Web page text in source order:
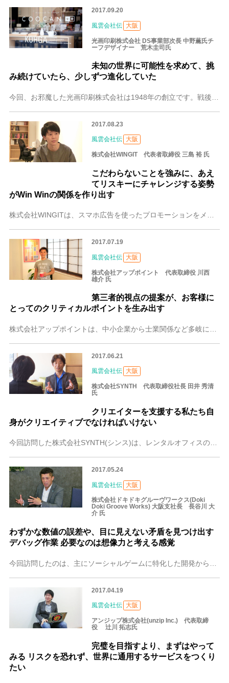
2017.09.20
風雲会社伝 大阪
光画印刷株式会社 DS事業部次長 中野薫氏チ
ーフデザイナー 荒木圭司氏
未知の世界に可能性を求めて、挑
み続けていたら、少しずつ進化していた
2017.08.23
風雲会社伝 大阪
株式会社WINGIT 代表者取締役 三島 裕 氏
こだわらないことを強みに、あえ
てリスキーにチャレンジする姿勢
がWin Winの関係を作り出す
株式会社WINGITは、スマホ広告を使ったプロモーションをメインにウェブ広告を展開する会社です。開業は2016年11月と(2017年7月現在)まだ1年もたってい
2017.07.19
風雲会社伝 大阪
株式会社アップポイント 代表取締役 川西
雄介 氏
第三者的視点の提案が、お客様に
とってのクリティカルポイントを生み出す
2017.06.21
風雲会社伝 大阪
株式会社SYNTH 代表取締役社長 田井 秀清
氏
クリエイターを支援する私たち自
身がクリエイティブでなければいけない
今回訪問した株式会社SYNTH(シンス)は、レンタルオフィスの会社です。SYNTHの特徴は、ただ部屋を利用していただくだけでなく、ラウンジの設置や受付応対などグ
2017.05.24
風雲会社伝 大阪
株式会社ドキドキグルーヴワークス(Doki
Doki Groove Works) 大阪支社長 長谷川 大
介 氏
わずかな数値の誤差や、目に見えない矛盾を見つけ出す
デバッグ作業 必要なのは想像力と考える感覚
2017.04.19
風雲会社伝 大阪
アンジップ株式会社(unzip Inc.) 代表取締
役 辻川 拓志氏
完璧を目指すより、まずはやって
みる リスクを恐れず、世界に通用するサービスをつくり
たい